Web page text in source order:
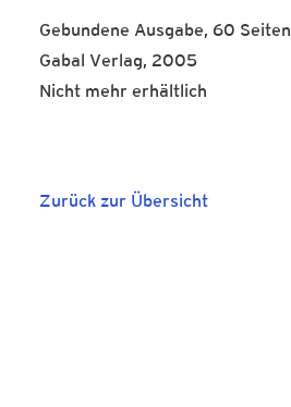
Gebundene Ausgabe, 60 Seiten
Gabal Verlag, 2005
Nicht mehr erhältlich
Zurück zur Übersicht